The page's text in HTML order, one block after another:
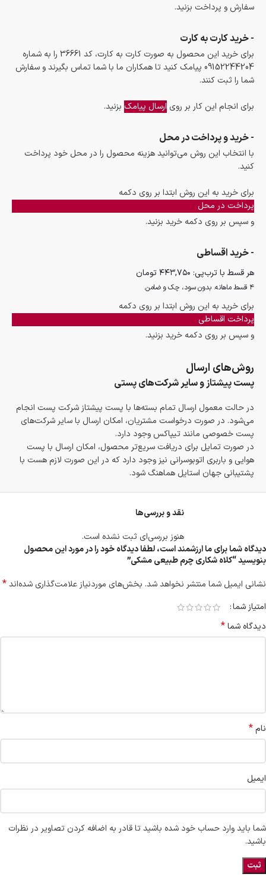
سفارش و پرداخت بزنید.
- خرید کارت به کارت
برای خرید این محصول به صورت کارت به کارت، کد 36661 را به شماره
09152244204 پیامک کنید تا همکاران ما با شما تماس بگیرند و سفارش
شما را ثبت کنند.
برای انجام این کار بر روی ارسال پیامک بزنید.
- خرید و پرداخت در محل
با انتخاب این روش می‌توانید هزینه محصول را در محل خود پرداخت
کنید.
برای خرید به این روش ابتدا بر روی دکمه
پرداخت در محل
و سپس بر روی دکمه خرید بزنید.
- خرید اقساطی
هر قسط با ترب‌پی: ۴۴۳,۷۵۰تومان
۴ قسط ماهانه. بدون سود، چک و ضامن.
برای خرید به این روش ابتدا بر روی دکمه
پرداخت اقساطی
و سپس بر روی دکمه خرید بزنید.
روش‌های ارسال
پست پیشتاز و سایر شرکت‌های پستی
در حالت معمول ارسال تمام بسته‌ها با پست پیشتاز شرکت پست انجام
می‌شود. در صورت درخواست مشتریان، امکان ارسال با سایر شرکت‌های
پست خصوصی مانند تیپاکس وجود دارد.
در صورت تمایل برای دریافت سریع‌تر محصول، امکان ارسال با پست
هوایی و باربری اتوبوسرانی نیز وجود دارد که در این صورت لازم هست با
پشتیبانی جهان استایل هماهنگ شود.
نقد و بررسی‌ها
هنوز بررسی‌ای ثبت نشده است.
دیدگاه شما برای ما ارزشمند است، لطفا دیدگاه خود را در مورد این محصول
بنویسید “کلاه شکاری چرم طبیعی مشکی”
نشانی ایمیل شما منتشر نخواهد شد. بخش‌های موردنیاز علامت‌گذاری شده‌اند*
امتیاز شما
دیدگاه شما*
نام*
ایمیل
شما باید وارد حساب خود شده باشید تا قادر به اضافه کردن تصاویر در نظرات
باشید.